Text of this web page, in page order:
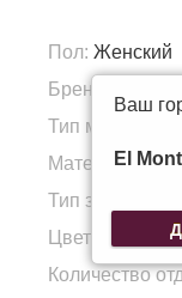
Пол: Женский
Бренд:
Тип материала:
Материал
Тип застежки:
Цвет
Количество
Ваш
El